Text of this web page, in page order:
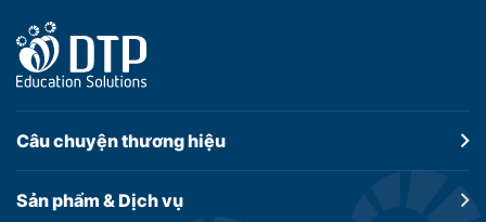
Câu chuyệnthương hiệu
Sản phẩm &Dịch vụ